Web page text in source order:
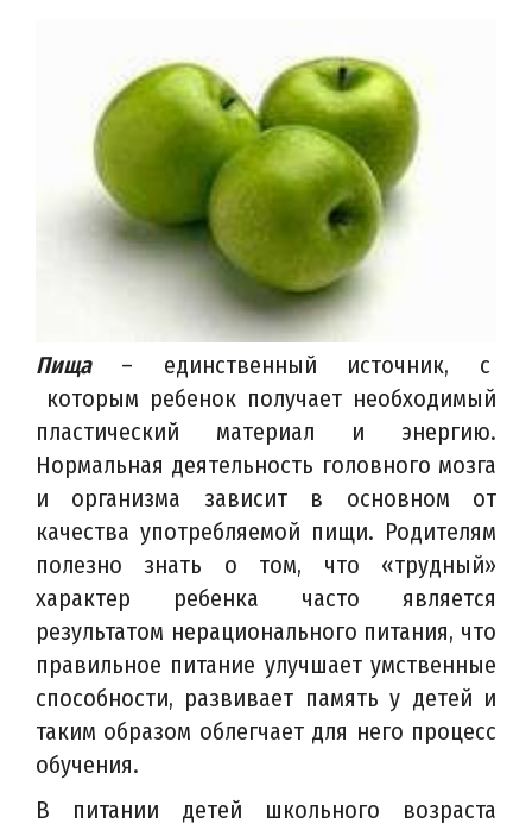
Пища – единственный источник, с
которым ребенок получает необходимый
пластический материал и энергию.
Нормальная деятельность головного мозга
и организма зависит в основном от
качества употребляемой пищи. Родителям
полезно знать о том, что «трудный»
характер ребенка часто является
результатом нерационального питания, что
правильное питание улучшает умственные
способности, развивает память у детей и
таким образом облегчает для него процесс
обучения.
В питании детей школьного возраста